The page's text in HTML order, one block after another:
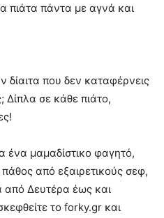
πιάτα πάντα με αγνά και
δίαιτα που δεν καταφέρνεις
Δίπλα σε κάθε πιάτο,
ένα μαμαδίστικο φαγητό,
από εξαιρετικούς σεφ,
από Δευτέρα έως και
το forky.gr και